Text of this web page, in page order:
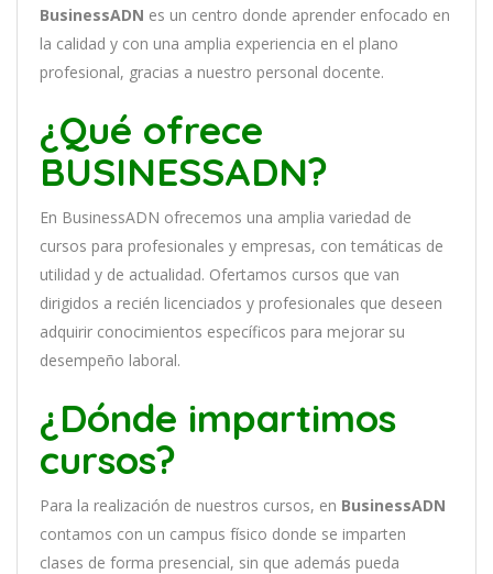
BusinessADN es un centro donde aprender enfocado en
la calidad y con una amplia experiencia en el plano
profesional, gracias a nuestro personal docente.
¿Qué ofrece
BUSINESSADN?
En BusinessADN ofrecemos una amplia variedad de
cursos para profesionales y empresas, con temáticas de
utilidad y de actualidad. Ofertamos cursos que van
dirigidos a recién licenciados y profesionales que deseen
adquirir conocimientos específicos para mejorar su
desempeño laboral.
¿Dónde impartimos
cursos?
Para la realización de nuestros cursos, en BusinessADN
contamos con un campus físico donde se imparten
clases de forma presencial, sin que además pueda